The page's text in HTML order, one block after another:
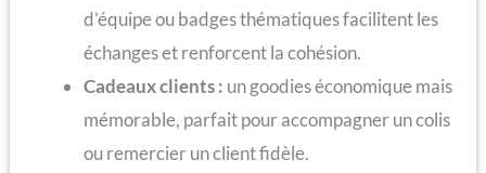
d’équipe ou badges thématiques facilitent les
échanges et renforcent la cohésion.
Cadeaux clients : un goodies économique mais
mémorable, parfait pour accompagner un colis
ou remercier un client fidèle.